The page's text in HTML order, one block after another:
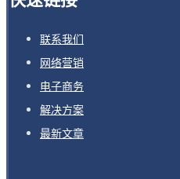
联系我们
网络营销
电子商务
解决方案
最新文章